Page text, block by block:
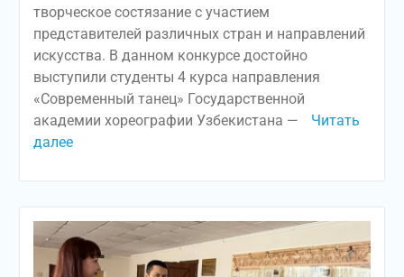
творческое состязание с участием
представителей различных стран и направлений
искусства. В данном конкурсе достойно
выступили студенты 4 курса направления
«Современный танец» Государственной
академии хореографии Узбекистана —
Читать
далее